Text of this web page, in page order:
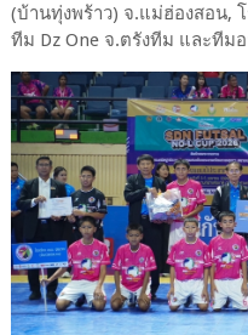
(บ้านทุ่งพร้าว) จ.แม่ฮ่องสอน,
ทีม Dz One จ.ตรังทีม และทีม